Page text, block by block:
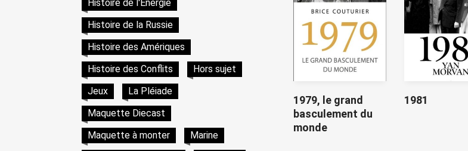
Histoire de l'Energie
Histoire de la Russie
Histoire des Amériques
Histoire des Conflits
Hors sujet
Jeux
La Pléiade
Maquette Diecast
Maquette à monter
Marine
1979, le grand
basculement du
monde
1981